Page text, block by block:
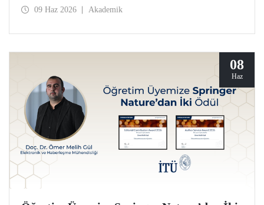
Uluslararası Telekomünikasyon Konferansı (ICT 2026)
09 Haz 2026 Akademik
08
Haz